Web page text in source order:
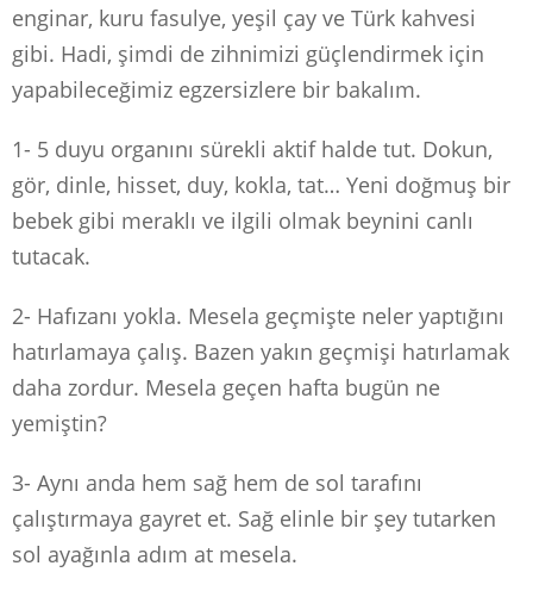
enginar, kuru fasulye, yeşil çay ve Türk kahvesi
gibi. Hadi, şimdi de zihnimizi güçlendirmek için
yapabileceğimiz egzersizlere bir bakalım.
1- 5 duyu organını sürekli aktif halde tut. Dokun,
gör, dinle, hisset, duy, kokla, tat… Yeni doğmuş bir
bebek gibi meraklı ve ilgili olmak beynini canlı
tutacak.
2- Hafızanı yokla. Mesela geçmişte neler yaptığını
hatırlamaya çalış. Bazen yakın geçmişi hatırlamak
daha zordur. Mesela geçen hafta bugün ne
yemiştin?
3- Aynı anda hem sağ hem de sol tarafını
çalıştırmaya gayret et. Sağ elinle bir şey tutarken
sol ayağınla adım at mesela.